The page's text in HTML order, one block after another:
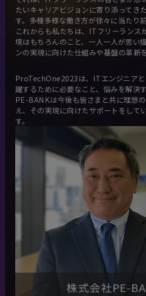
たいキャリアビジョンに寄り添ってき
す。多種多様な働き方が徐々に当たり
これからも私たちは、ITフリーランス
境はもちろんのこと、一人一人が思い
ンの実現に向けた仕組みや基盤の革新
ProTechOne2023は、ITエンジニア
躍するために必要なこと、悩みを解決
PE-BANKは今後も皆さまと共に理想
え、その実現に向けたサポートをして
す。